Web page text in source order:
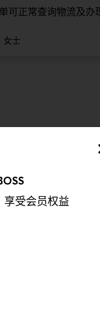
正常查询物流及办
女士
衣领棉质珠地
透明，以便您可以更好
伙伴来更好地改善您的
来，并更好的定制与你符
享受会员权益